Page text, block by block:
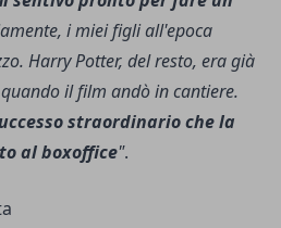
i miei figli all'epoca
Harry Potter, del resto, era già
il film andò in cantiere.
straordinario che la
al boxoffice".